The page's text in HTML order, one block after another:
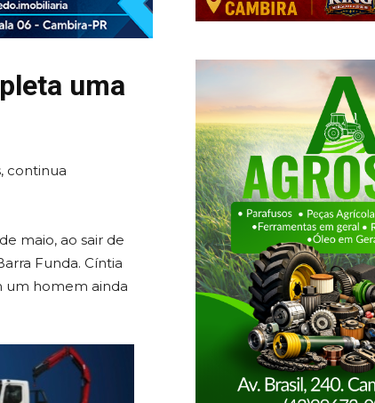
uma
continua
maio, ao sair de
Funda. Cíntia
um homem ainda